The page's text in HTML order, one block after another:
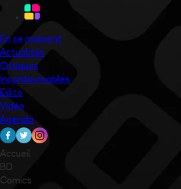
En ce moment
Actualités
Critiques
Incontournables
Edito
Vidéo
Agenda
Accueil
BD
Comics